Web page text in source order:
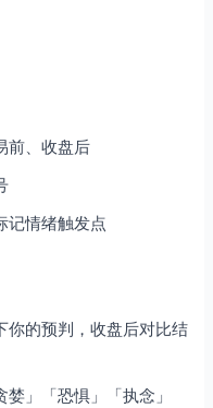
前、收盘后
记情绪触发点
你的预判，收盘后对比结
婪」「恐惧」「执念」